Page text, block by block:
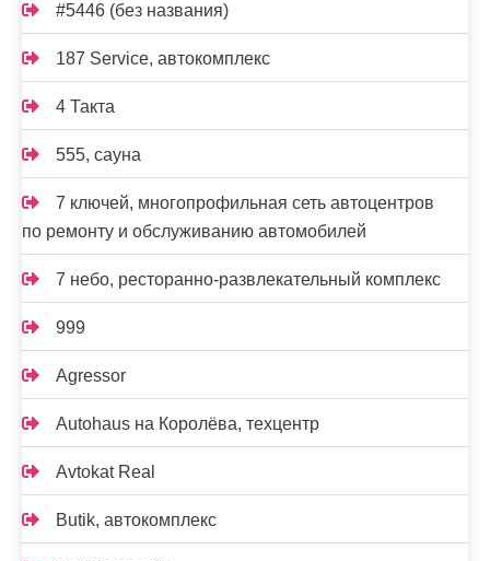
#5446 (без названия)
187 Service, автокомплекс
4 Такта
555, сауна
7 ключей, многопрофильная сеть автоцентров
по ремонту и обслуживанию автомобилей
7 небо, ресторанно-развлекательный комплекс
999
Agressor
Autohaus на Королёва, техцентр
Avtokat Real
Butik, автокомплекс